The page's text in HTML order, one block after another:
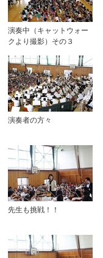
演奏中（キャットウォー
クより撮影）その３
演奏者の方々
先生も挑戦！！